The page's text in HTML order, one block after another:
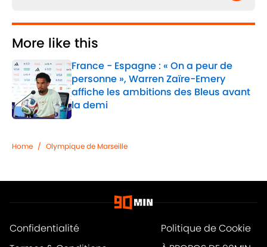
More like this
France - Espagne : « On a peur de
personne », Warren Zaïre-Emery
affiche les ambitions des Bleus avant
la demi
Published by on Invalid Date
Home / Olympique de Marseille
Confidentialité
Politique de Cookie